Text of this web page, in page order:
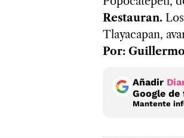
Restauran.
Tlayacapan,
Por:
Añadir
Google
Mantente